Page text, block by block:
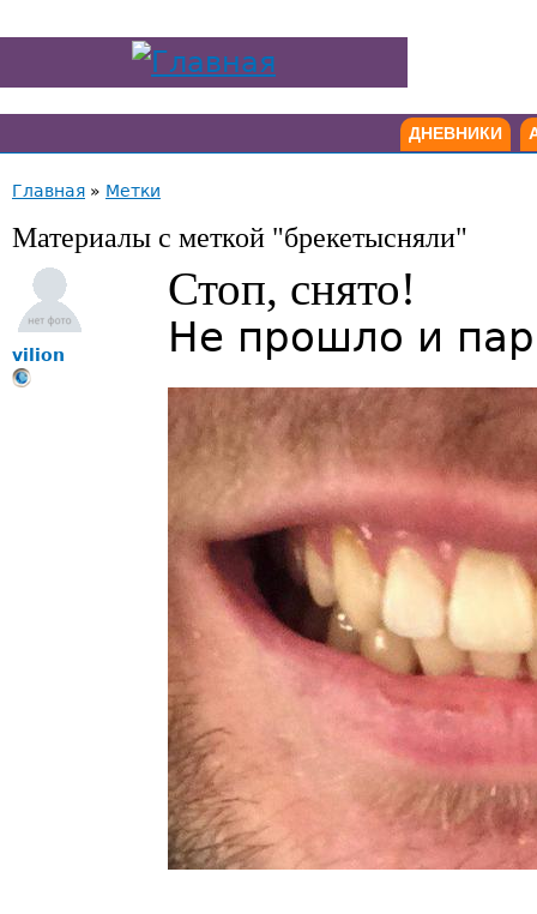
ДНЕВНИКИ
Главная » Метки
Материалы с меткой "брекетысняли"
vilion
Стоп, снято!
Не прошло и